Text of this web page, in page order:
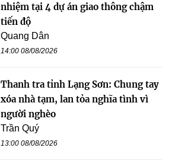
nhiệm tại 4 dự án giao thông chậm
tiến độ
Quang Dân
14:00 08/08/2026
Thanh tra tỉnh Lạng Sơn: Chung tay
xóa nhà tạm, lan tỏa nghĩa tình vì
người nghèo
Trần Quý
13:00 08/08/2026